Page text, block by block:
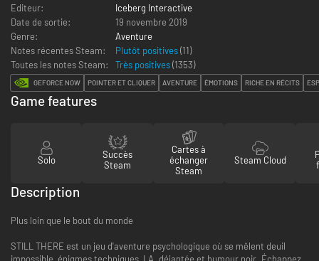
Editeur:
Iceberg Interactive
Date de sortie:
19 novembre 2019
Genre:
Aventure
Notes récentes Steam:
Plutôt positives(11)
Toutes les notes Steam:
Très positives(1353)
GEFORCE NOW POINTER ET CLIQUER AVENTURE ÉMOTIONS RICHE EN RÉCITS
Game features
Solo
Succès
Steam
Cartes à
échanger
Steam
Steam Cloud
Description
Plus loin que le bout du monde
STILL THERE est un jeu d'aventure psychologique où se mêlent deuil
impossible, énigmes techniques, I.A. déjantée et humour noir. Échappez